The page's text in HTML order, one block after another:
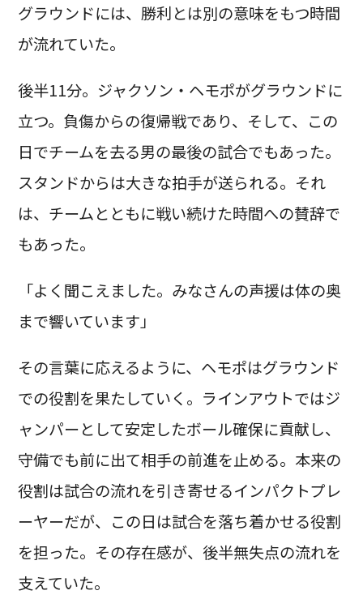
グラウンドには、勝利とは別の意味をもつ時間
が流れていた。
後半11分。ジャクソン・ヘモポがグラウンドに
立つ。負傷からの復帰戦であり、そして、この
日でチームを去る男の最後の試合でもあった。
スタンドからは大きな拍手が送られる。それ
は、チームとともに戦い続けた時間への賛辞で
もあった。
「よく聞こえました。みなさんの声援は体の奥
まで響いています」
その言葉に応えるように、ヘモポはグラウンド
での役割を果たしていく。ラインアウトではジ
ャンパーとして安定したボール確保に貢献し、
守備でも前に出て相手の前進を止める。本来の
役割は試合の流れを引き寄せるインパクトプレ
ーヤーだが、この日は試合を落ち着かせる役割
を担った。その存在感が、後半無失点の流れを
支えていた。